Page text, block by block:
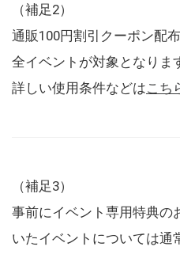
（補足2）
通販100円割引クーポン配
全イベントが対象となりま
詳しい使用条件などはこち
（補足3）
事前にイベント専用特典の
いたイベントについては通